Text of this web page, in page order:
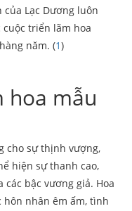
Lạc Dương luôn
triển lãm hoa
năm. (1)
hoa mẫu
cho sự thịnh vượng,
hiện sự thanh cao,
bậc vương giả. Hoa
nhân êm ấm, tình